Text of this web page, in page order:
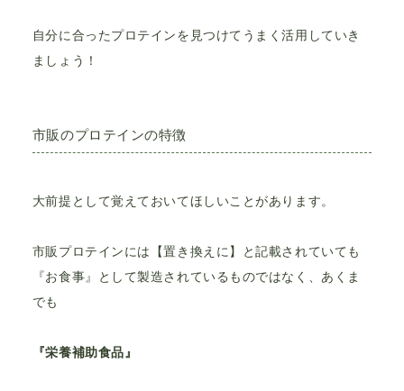
自分に合ったプロテインを見つけてうまく活用していき
ましょう！
市販のプロテインの特徴
大前提として覚えておいてほしいことがあります。
市販プロテインには【置き換えに】と記載されていても
『お食事』として製造されているものではなく、あくま
でも
『栄養補助食品』